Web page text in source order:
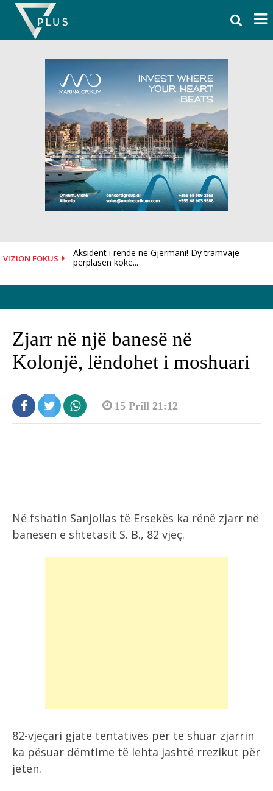
Skip
content
VIZION FOKUS
Aksident i rëndë në Gjermani! Dy tramvaje
përplasen kokë...
Zjarr në një banesë në
Kolonjë, lëndohet i moshuari
15 Prill 21:12
Në fshatin Sanjollas të Ersekës ka rënë zjarr në
banesën e shtetasit S. B., 82 vjeç.
82-vjeçari gjatë tentativës për të shuar zjarrin
ka pësuar dëmtime të lehta jashtë rrezikut për
jetën.